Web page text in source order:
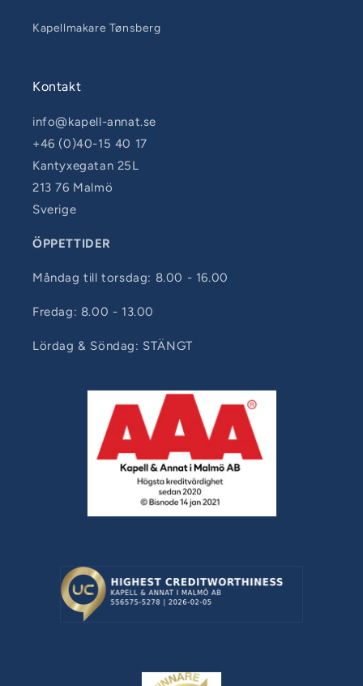
Kapellmakare Tønsberg
Kontakt
info@kapell-annat.se
+46 (0)40-15 40 17
Kantyxegatan 25L
213 76 Malmö
Sverige
ÖPPETTIDER
Måndag till torsdag: 8.00 - 16.00
Fredag: 8.00 - 13.00
Lördag & Söndag: STÄNGT